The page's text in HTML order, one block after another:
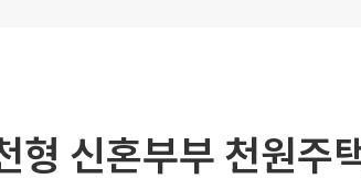
신혼부부 천원주